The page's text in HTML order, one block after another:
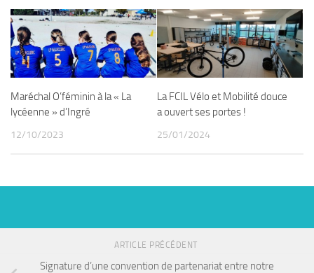
Maréchal O’féminin à la « La
lycéenne » d’Ingré
12/10/2023
La FCIL Vélo et Mobilité douce
a ouvert ses portes !
25/01/2024
ARTICLE PRÉCÉDENT
Signature d’une convention de partenariat entre notre